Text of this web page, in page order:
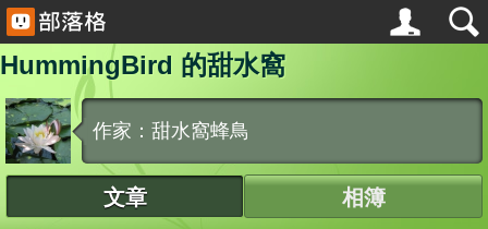
HummingBird 的甜水窩
作家：甜水窩蜂鳥
文章 相簿